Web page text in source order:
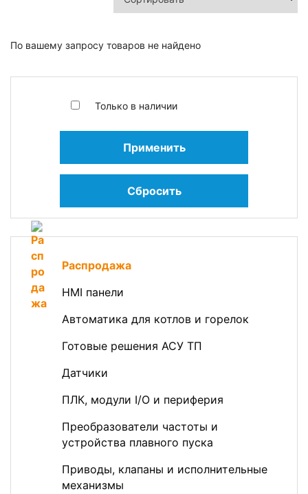
Только в наличии
Применить
Сбросить
Распродажа
HMI панели
Автоматика для котлов и горелок
Готовые решения АСУ ТП
Датчики
ПЛК, модули I/O и периферия
Преобразователи частоты и
устройства плавного пуска
Приводы, клапаны и исполнительные
механизмы
По вашему запросу товаров не найдено